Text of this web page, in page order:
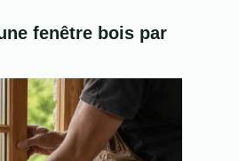
fenêtre bois par